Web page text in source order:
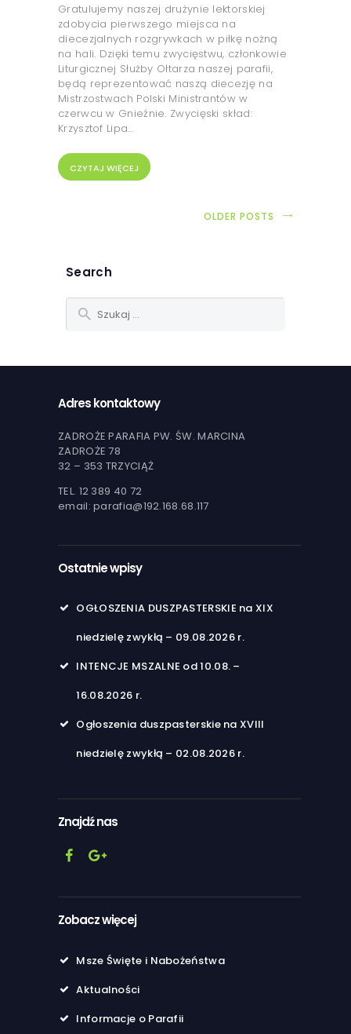
Gratulujemy naszej drużynie lektorskiej
zdobycia pierwszego miejsca na
diecezjalnych rozgrywkach w piłkę nożną
na hali. Dzięki temu zwycięstwu, członkowie
Liturgicznej Służby Ołtarza naszej parafii,
będą reprezentować naszą diecezję na
Mistrzostwach Polski Ministrantów w
czerwcu w Gnieźnie. Zwycięski skład:
Krzysztof Lipa…
CZYTAJ WIĘCEJ
OLDER POSTS
Search
Szukaj:
Adres kontaktowy
ZADROŻE PARAFIA PW. ŚW. MARCINA
ZADROŻE 78
32 – 353 TRZYCIĄŻ
TEL. 12 389 40 72
email: parafia@192.168.68.117
Ostatnie wpisy
OGŁOSZENIA DUSZPASTERSKIE na XIX
niedzielę zwykłą – 09.08.2026 r.
INTENCJE MSZALNE od 10.08. –
16.08.2026 r.
Ogłoszenia duszpasterskie na XVIII
niedzielę zwykłą – 02.08.2026 r.
Znajdź nas
Zobacz więcej
Msze Święte i Nabożeństwa
Aktualności
Informacje o Parafii